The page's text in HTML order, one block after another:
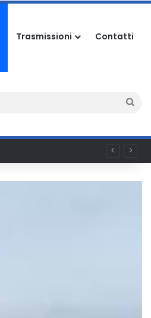
Trasmissioni Contatti